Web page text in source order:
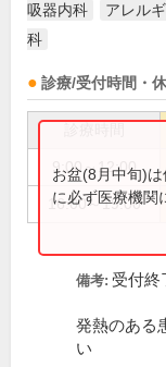
吸器内科
アレル
科
診療/受付時間・
9:00～12:00
16:00～19:00
お盆(8月中旬)
に必ず医療機関
備考: 受付終
発熱のある
い